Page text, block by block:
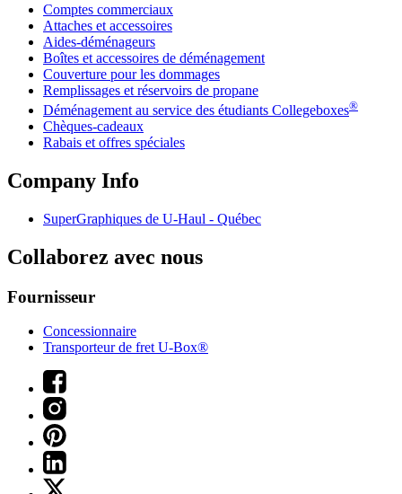
Comptes commerciaux
Attaches et accessoires
Aides-déménageurs
Boîtes et accessoires de déménagement
Couverture pour les dommages
Remplissages et réservoirs de propane
Déménagement au service des étudiants Collegeboxes®
Chèques-cadeaux
Rabais et offres spéciales
Company Info
SuperGraphiques de U-Haul - Québec
Collaborez avec nous
Fournisseur
Concessionnaire
Transporteur de fret U-Box®